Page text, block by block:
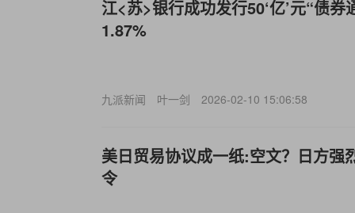
江<苏>银行成功发行50‘亿’元“债
1.87%
九派新闻 叶一剑 2026-02-10 15:06:58
美日贸易协议成一纸:空文？日方强
令